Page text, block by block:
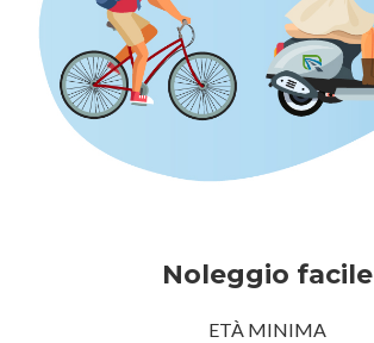
Noleggio facile
ETÀ MINIMA